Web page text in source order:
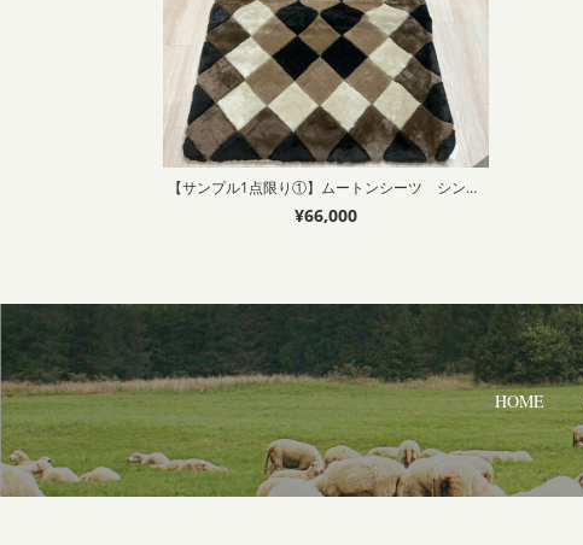
【サンプル1点限り①】ムートンシーツ シングル95×200㎝ 毛長22mm 50
¥66,000
HOME